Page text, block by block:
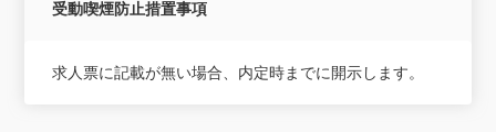
受動喫煙防止措置事項
求人票に記載が無い場合、内定時までに開示します。